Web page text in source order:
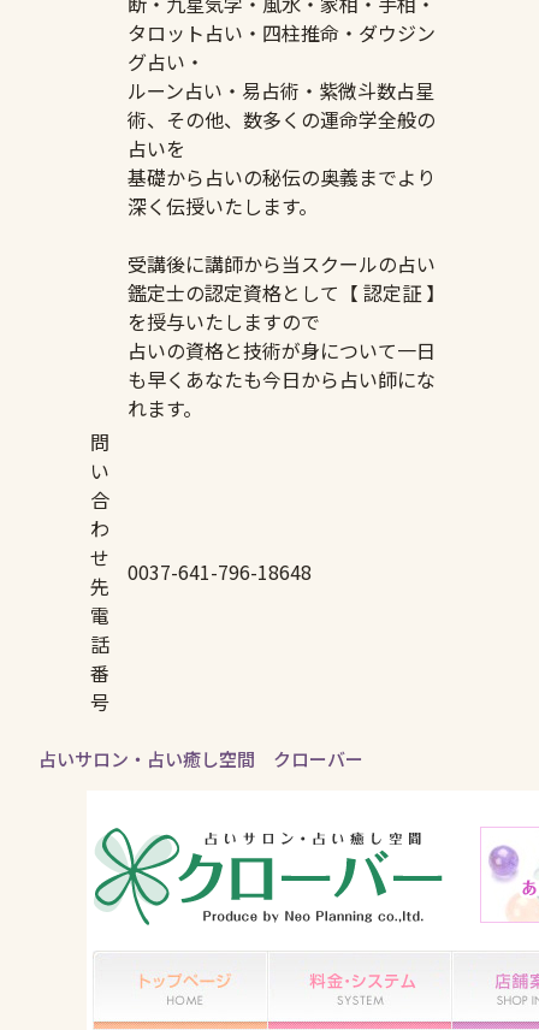
タロット占い・四柱推命・ダウジン
グ占い・
ルーン占い・易占術・紫微斗数占星
術、その他、数多くの運命学全般の
占いを
基礎から占いの秘伝の奥義までより
深く伝授いたします。
受講後に講師から当スクールの占い
鑑定士の認定資格として【 認定証 】
を授与いたしますので
占いの資格と技術が身について一日
も早くあなたも今日から占い師にな
れます。
問
い
合
わ
せ
先
電
話
番
号
0037-641-796-18648
占いサロン・占い癒し空間 クローバー